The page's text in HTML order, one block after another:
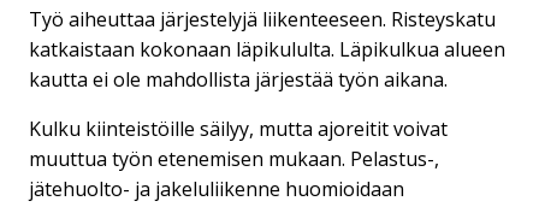
Työ aiheuttaa järjestelyjä liikenteeseen. Risteyskatu
katkaistaan kokonaan läpikululta. Läpikulkua alueen
kautta ei ole mahdollista järjestää työn aikana.
Kulku kiinteistöille säilyy, mutta ajoreitit voivat
muuttua työn etenemisen mukaan. Pelastus-,
jätehuolto- ja jakeluliikenne huomioidaan